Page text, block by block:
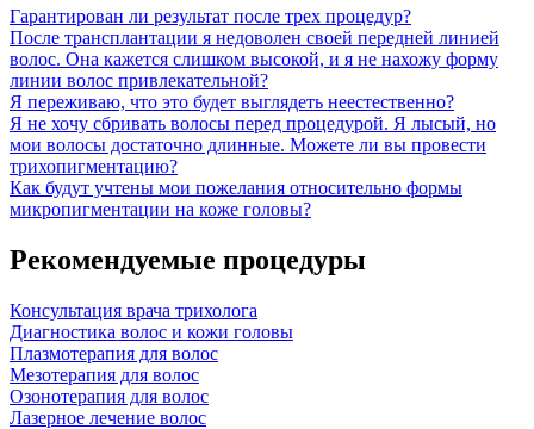
Гарантирован ли результат после трех процедур?
После трансплантации я недоволен своей передней линией
волос. Она кажется слишком высокой, и я не нахожу форму
линии волос привлекательной?
Я переживаю, что это будет выглядеть неестественно?
Я не хочу сбривать волосы перед процедурой. Я лысый, но
мои волосы достаточно длинные. Можете ли вы провести
трихопигментацию?
Как будут учтены мои пожелания относительно формы
микропигментации на коже головы?
Рекомендуемые процедуры
Консультация врача трихолога
Диагностика волос и кожи головы
Плазмотерапия для волос
Мезотерапия для волос
Озонотерапия для волос
Лазерное лечение волос